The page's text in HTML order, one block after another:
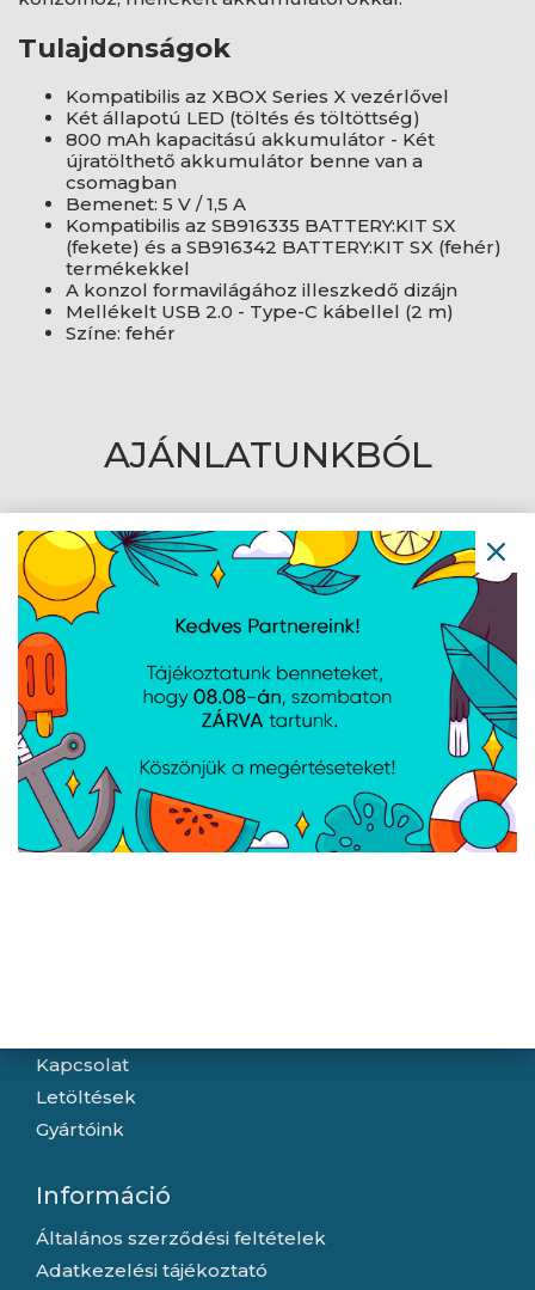
Tulajdonságok
Kompatibilis az XBOX Series X vezérlővel
Két állapotú LED (töltés és töltöttség)
800 mAh kapacitású akkumulátor - Két
újratölthető akkumulátor benne van a
csomagban
Bemenet: 5 V / 1,5 A
Kompatibilis az SB916335 BATTERY:KIT SX
(fekete) és a SB916342 BATTERY:KIT SX (fehér)
termékekkel
A konzol formavilágához illeszkedő dizájn
Mellékelt USB 2.0 - Type-C kábellel (2 m)
Színe: fehér
AJÁNLATUNKBÓL
Snakebyte PS5 Dual
Charge and Headset
Stand 5 (fekete) állvány
Snakebyte Charge Base
RGB Slim 5 töltőállomás
PS5 konzolokhoz - fehér
Kapcsolat
Letöltések
Gyártóink
Információ
Általános szerződési feltételek
Adatkezelési tájékoztató